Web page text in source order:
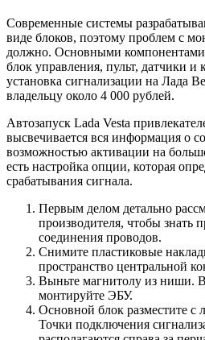
Современные системы
виде блоков, поэтому проблем с
должно. Основными компонентами
блок управления, пульт, датчики и
установка сигнализации на Лада
владельцу около 4 000 рублей.
Автозапуск Lada Vesta
высвечивается вся информация о
возможностью активации на
есть настройка опции, которая
срабатывания сигнала.
Первым делом детально
производителя, чтобы знать
соединения проводов.
Снимите пластиковые
пространство центральной
Выньте магнитолу из ниши. В
монтируйте ЭБУ.
Основной блок разместите с
Точки подключения